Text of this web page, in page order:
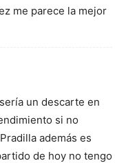
me parece la mejor
un descarte en
si no
además es
de hoy no tengo